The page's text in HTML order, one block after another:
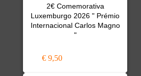
2€ Comemorativa
Luxemburgo 2026 " Prémio
Internacional Carlos Magno
"
€ 9,50